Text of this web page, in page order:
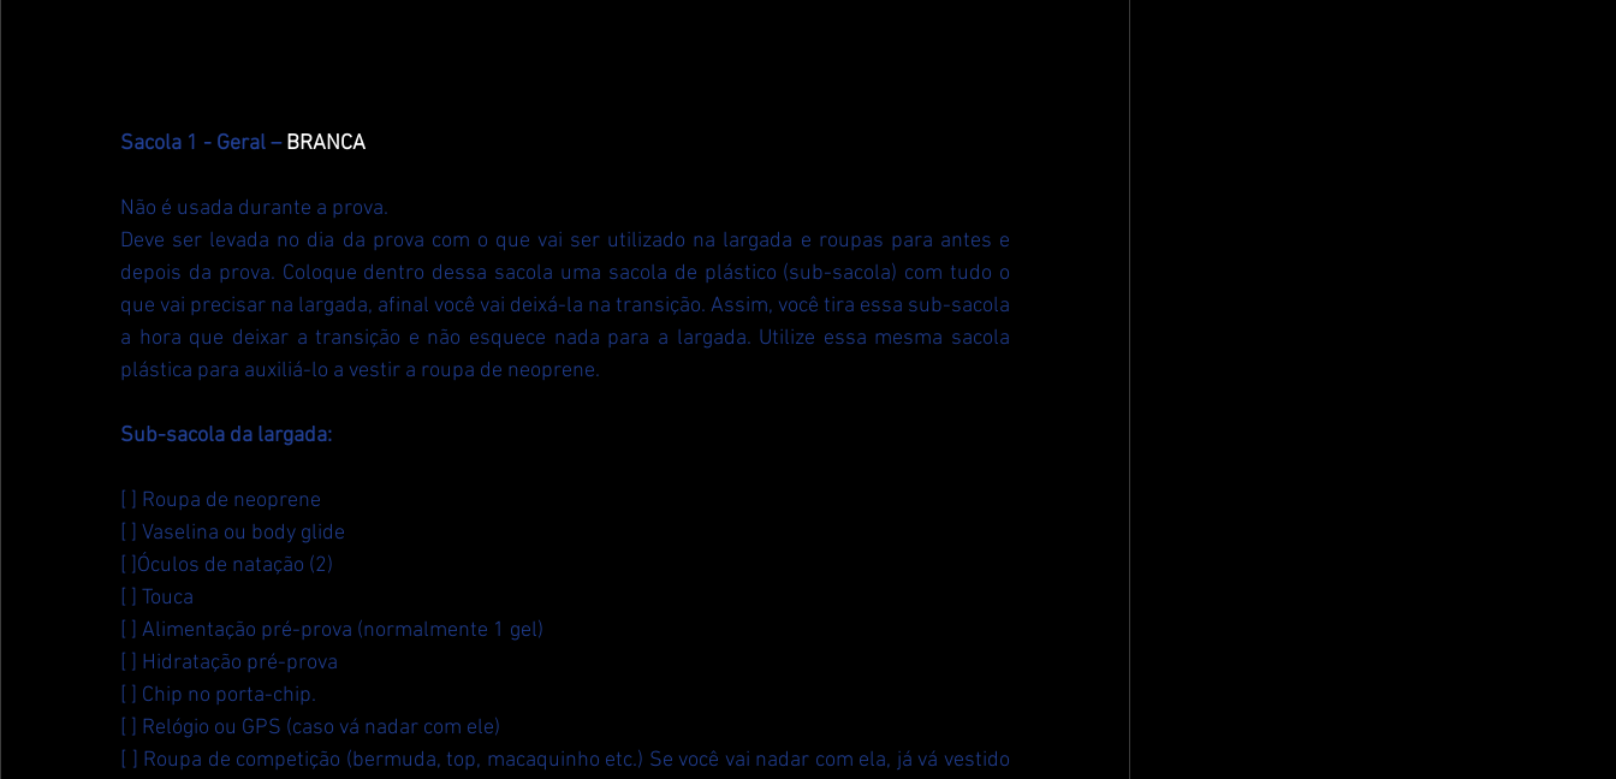
Sacola 1 - Geral – BRANCA
Não é usada durante a prova.
Deve ser levada no dia da prova com o que vai ser utilizado na largada e roupas para antes e
depois da prova. Coloque dentro dessa sacola uma sacola de plástico (sub-sacola) com tudo o
que vai precisar na largada, afinal você vai deixá-la na transição. Assim, você tira essa sub-sacola
a hora que deixar a transição e não esquece nada para a largada. Utilize essa mesma sacola
plástica para auxiliá-lo a vestir a roupa de neoprene.
Sub-sacola da largada:
[ ] Roupa de neoprene
[ ] Vaselina ou body glide
[ ]Óculos de natação (2)
[ ] Touca
[ ] Alimentação pré-prova (normalmente 1 gel)
[ ] Hidratação pré-prova
[ ] Chip no porta-chip.
[ ] Relógio ou GPS (caso vá nadar com ele)
[ ] Roupa de competição (bermuda, top, macaquinho etc.) Se você vai nadar com ela, já vá vestido